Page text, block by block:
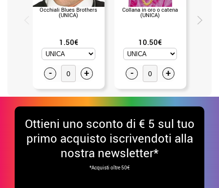
Occhiali Blues Brothers
(UNICA)
1.50€
- +
Collana in oro o catena
(UNICA)
10.50€
- +
Ottieni uno sconto di € 5 sul tuo
primo acquisto iscrivendoti alla
nostra newsletter*
*Acquisti oltre 50€